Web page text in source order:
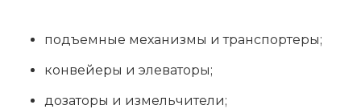
подъемные механизмы и транспортеры;
конвейеры и элеваторы;
дозаторы и измельчители;